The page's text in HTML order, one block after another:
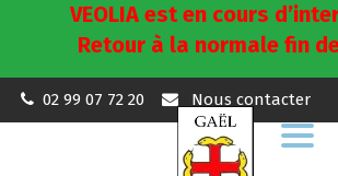
VEOLIA est en cours
Retour à la normale fin
02 99 07 72 20 Nous contacter
Aller